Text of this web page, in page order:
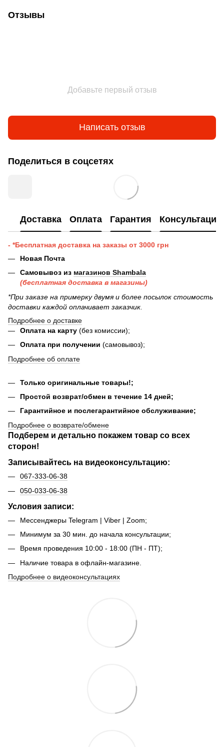
Отзывы
Добавьте первый отзыв
Написать отзыв
Поделиться в соцсетях
Доставка Оплата Гарантия Консультация
- *Бесплатная доставка на заказы от 3000 грн
Новая Почта
Самовывоз из магазинов Shambala
(бесплатная доставка в магазины)
*При заказе на примерку двумя и более посылок стоимость
доставки каждой оплачивает заказчик.
Подробнее о доставке
Оплата на карту (без комиссии);
Оплата при получении (самовывоз);
Подробнее об оплате
Только оригинальные товары!;
Простой возврат/обмен в течение 14 дней;
Гарантийное и послегарантийное обслуживание;
Подробнее о возврате/обмене
Подберем и детально покажем товар со всех
сторон!
Записывайтесь на видеоконсультацию:
067-333-06-38
050-033-06-38
Условия записи:
Мессенджеры Telegram | Viber | Zoom;
Минимум за 30 мин. до начала консультации;
Время проведения 10:00 - 18:00 (ПН - ПТ);
Наличие товара в офлайн-магазине.
Подробнее о видеоконсультациях